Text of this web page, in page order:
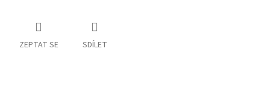
ZEPTAT SE SDÍLET